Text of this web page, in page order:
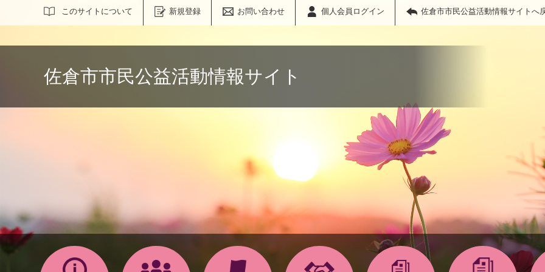
このサイトについて 新規登録 お問い合わせ 個人会員ログイン 佐倉市市民公益活動情報サイトへ
サイト内検索
佐倉市市民公益活動情報サイト